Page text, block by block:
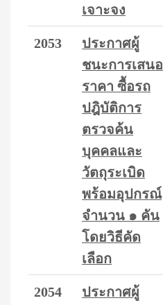
เจาะจง
2053
ประกาศผู้
ชนะการเสนอ
ราคา ซื้อรถ
ปฎิบัติการ
ตรวจค้น
บุคคลและ
วัตถุระเบิด
พร้อมอุปกรณ์
จำนวน ๑ คัน
โดยวิธีคัด
เลือก
2054
ประกาศผู้